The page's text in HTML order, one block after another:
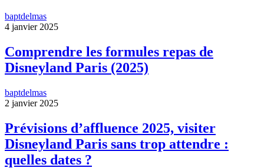
baptdelmas
4 janvier 2025
Comprendre les formules repas de
Disneyland Paris (2025)
baptdelmas
2 janvier 2025
Prévisions d’affluence 2025, visiter
Disneyland Paris sans trop attendre :
quelles dates ?